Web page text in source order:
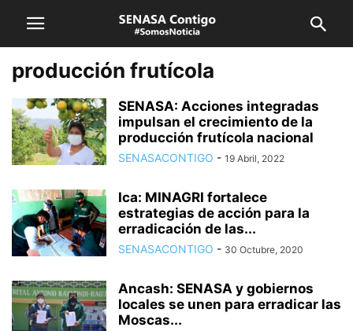
producción frutícola
SENASA: Acciones integradas
impulsan el crecimiento de la
producción frutícola nacional
SENASACONTIGO - 19 Abril, 2022
Ica: MINAGRI fortalece
estrategias de acción para la
erradicación de las...
SENASACONTIGO - 30 Octubre, 2020
Ancash: SENASA y gobiernos
locales se unen para erradicar las
Moscas...